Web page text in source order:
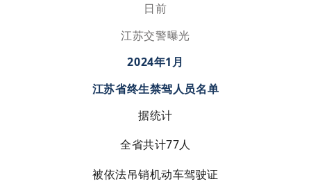
日前
江苏交警曝光
2024年1月
江苏省终生禁驾人员名单
据统计
全省共计77人
被依法吊销机动车驾驶证